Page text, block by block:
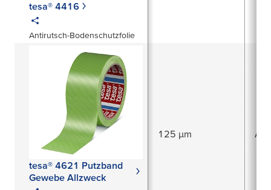
tesa® 4416
Antirutsch-Bodenschutzfolie
tesa® 4621 Putzband
Gewebe Allzweck
125 µm